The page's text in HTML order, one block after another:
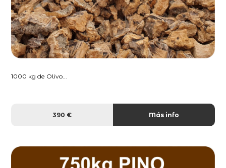
1000 kg de Olivo...
390 € Más info